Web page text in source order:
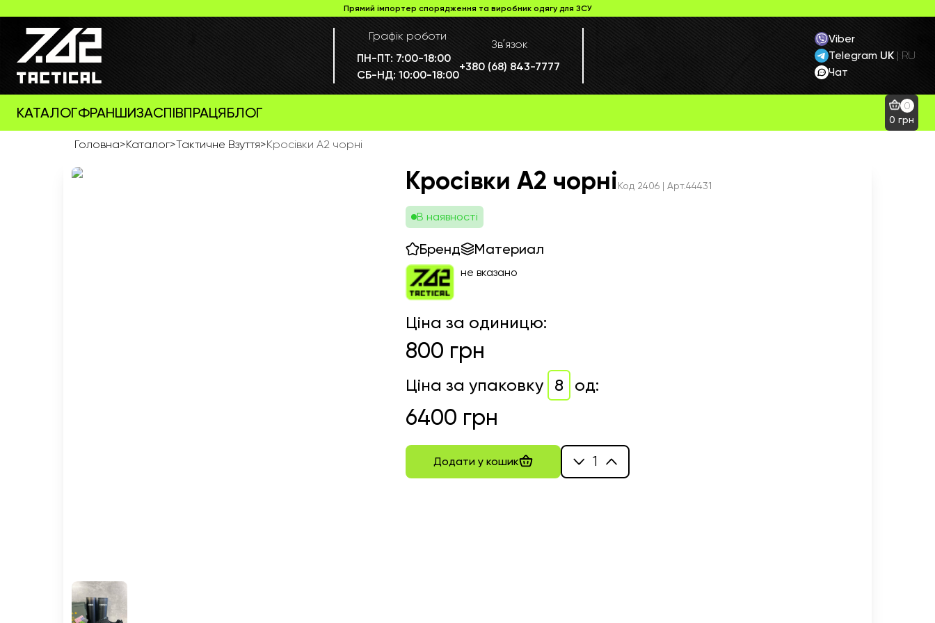
Прямий імпортер спорядження та виробник одягу для ЗСУ
Графік роботи
ПН-ПТ: 7:00-18:00
СБ-НД: 10:00-18:00
Звʼязок
+380 (68) 843-7777
Viber
Telegram
Чат
UK | RU
КАТАЛОГФРАНШИЗАСПІВПРАЦЯБЛОГ
0
0 грн
Головна>Каталог>Тактичне Взуття>Кросівки А2 чорні
Кросівки А2 чорніКод 2406 | Арт.44431
В наявності
Бренд Материал
не вказано
Ціна за одиницю:
800 грн
Ціна за упаковку 8 од:
6400 грн
Додати у кошик 1